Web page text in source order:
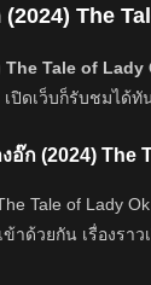
The
Tale of Lady
ปิดเว็บก็รับชมได้
อ๊ก (2024) The
Tale of Lady
าด้วยกัน เรื่องร